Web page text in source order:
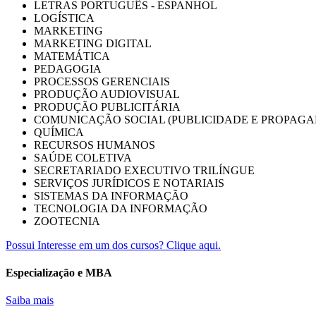
LETRAS PORTUGUÊS - ESPANHOL
LOGÍSTICA
MARKETING
MARKETING DIGITAL
MATEMÁTICA
PEDAGOGIA
PROCESSOS GERENCIAIS
PRODUÇÃO AUDIOVISUAL
PRODUÇÃO PUBLICITÁRIA
COMUNICAÇÃO SOCIAL (PUBLICIDADE E
QUÍMICA
RECURSOS HUMANOS
SAÚDE COLETIVA
SECRETARIADO EXECUTIVO TRILÍNGUE
SERVIÇOS JURÍDICOS E NOTARIAIS
SISTEMAS DA INFORMAÇÃO
TECNOLOGIA DA INFORMAÇÃO
ZOOTECNIA
Possui Interesse em um dos cursos? Clique aqui.
Especialização e MBA
Saiba mais